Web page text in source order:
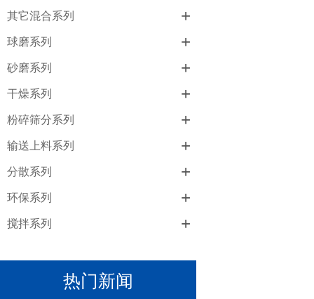
其它混合系列 +
球磨系列 +
砂磨系列 +
干燥系列 +
粉碎筛分系列 +
输送上料系列 +
分散系列 +
环保系列 +
搅拌系列 +
热门新闻